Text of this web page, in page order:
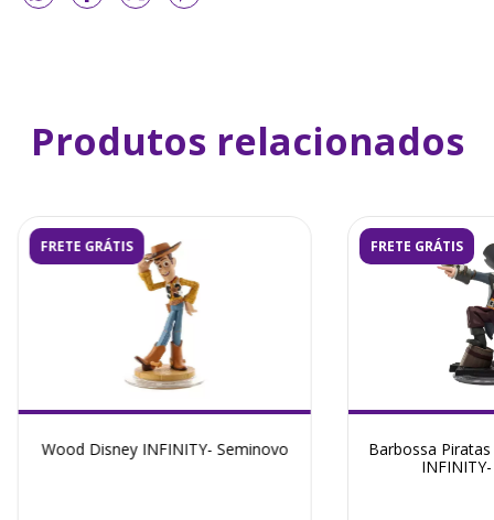
Produtos relacionados
FRETE GRÁTIS
Wood Disney INFINITY- Seminovo
FRETE GRÁTIS
Barbossa